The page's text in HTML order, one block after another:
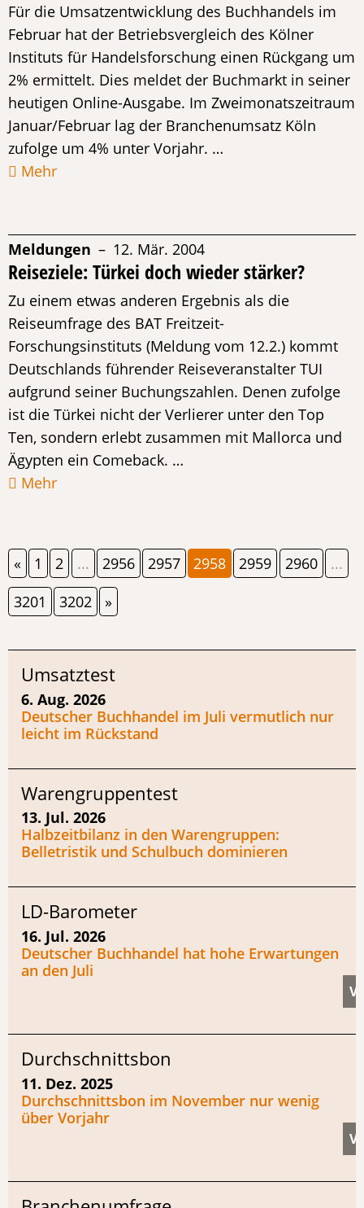
Für die Umsatzentwicklung des Buchhandels im
Februar hat der Betriebsvergleich des Kölner
Instituts für Handelsforschung einen Rückgang um
2% ermittelt. Dies meldet der Buchmarkt in seiner
heutigen Online-Ausgabe. Im Zweimonatszeitraum
Januar/Februar lag der Branchenumsatz Köln
zufolge um 4% unter Vorjahr. …
Mehr
Meldungen – 12. Mär. 2004
Reiseziele: Türkei doch wieder stärker?
Zu einem etwas anderen Ergebnis als die
Reiseumfrage des BAT Freitzeit-
Forschungsinstituts (Meldung vom 12.2.) kommt
Deutschlands führender Reiseveranstalter TUI
aufgrund seiner Buchungszahlen. Denen zufolge
ist die Türkei nicht der Verlierer unter den Top
Ten, sondern erlebt zusammen mit Mallorca und
Ägypten ein Comeback. …
Mehr
« 1 2 ... 2956 2957 2958 2959 2960
...
3201
3202 »
Umsatztest
6. Aug. 2026
Deutscher Buchhandel im Juli vermutlich nur
leicht im Rückstand
Warengruppentest
13. Jul. 2026
Halbzeitbilanz in den Warengruppen:
Belletristik und Schulbuch dominieren
LD-Barometer
16. Jul. 2026
Deutscher Buchhandel hat hohe Erwartungen
an den Juli
Durchschnittsbon
11. Dez. 2025
Durchschnittsbon im November nur wenig
über Vorjahr